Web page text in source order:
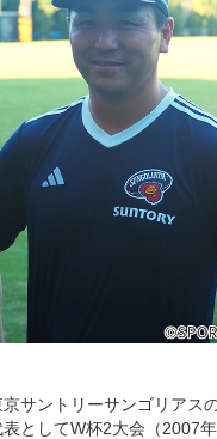
サントリーサンゴリアス
としてW杯2大会（2007